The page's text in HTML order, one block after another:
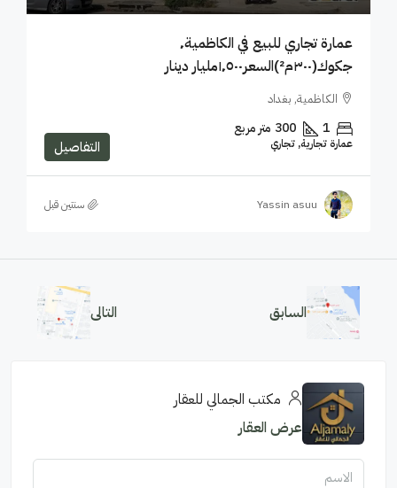
عمارة تجاري للبيع في الكاظمية٬
جكوك(٣٠٠م²)السعر١٬٥٠٠مليار دينار
الكاظمية, بغداد
1
300 متر مربع
عمارة تجارية, تجاري التفاصيل
Yassin asuu ‏سنتين قبل
السابق التالى
مكتب الجمالي للعقار
عرض العقار